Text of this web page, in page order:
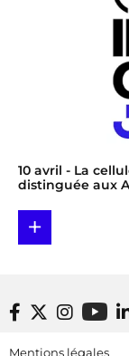
10 avril - La
distinguée aux
+
Footer bottom
Mentions légales